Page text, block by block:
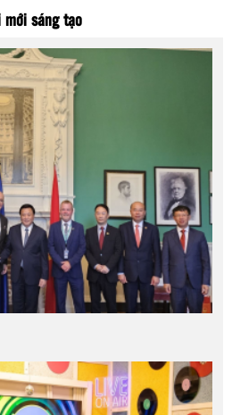
sáng tạo